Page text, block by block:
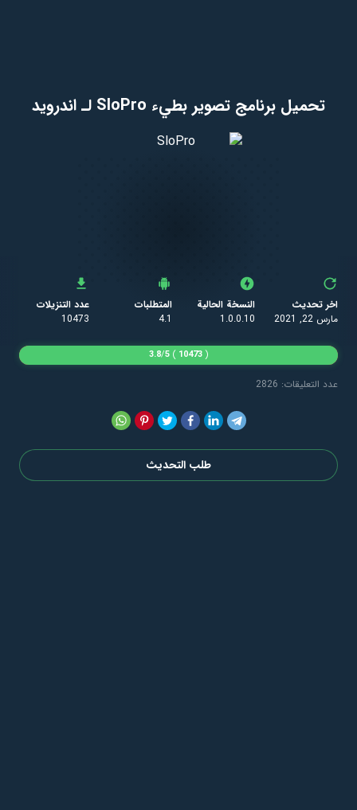
تحميل برنامج تصوير بطيء SloPro لـ اندرويد
اخر تحديث
مارس 22, 2021
النسخة الحالية
1.0.0.10
المتطلبات
4.1
عدد التنزيلات
10473
عدد التعليقات: 2826
(
10473
)
3.8/5
طلب التحديث